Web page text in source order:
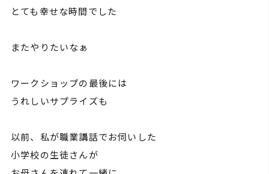
とても幸せな時間でした
またやりたいなぁ
ワークショップの最後には
うれしいサプライズも
以前、私が職業講話でお伺いした
小学校の生徒さんが